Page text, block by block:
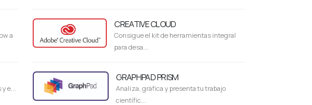
a
e...
CREATIVE CLOUD
Consigue el kit de herramientas integral
para desa...
GRAPHPAD PRISM
Analiza, gráfica y presenta tu trabajo
científic...